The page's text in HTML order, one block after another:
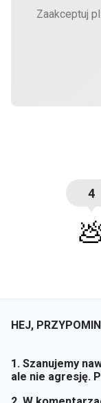
Zaakceptuj
4
💩
HEJ,
1. Szanujemy
ale nie agresję.